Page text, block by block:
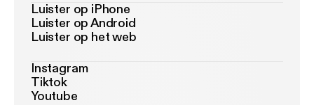
Luister op iPhone
Luister op Android
Luister op het web
Instagram
Tiktok
Youtube